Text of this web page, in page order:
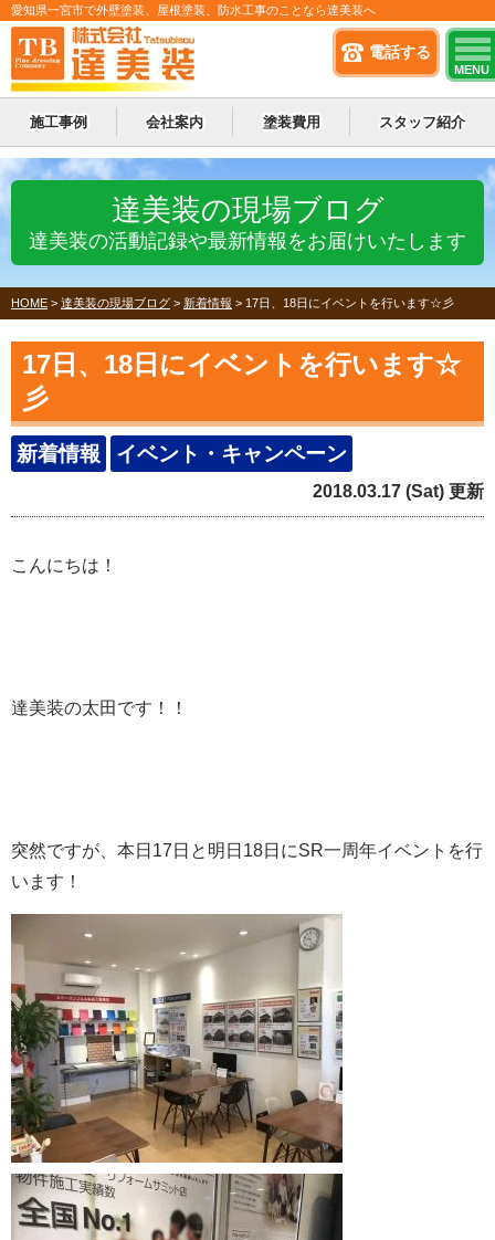
電話する
MENU
愛知県一宮市で外壁塗装、屋根塗装、防水工事のことなら達美装へ
施工事例 会社案内 塗装費用 スタッフ紹介
達美装の現場ブログ
達美装の活動記録や最新情報をお届けいたします
HOME > 達美装の現場ブログ > 新着情報 > 17日、18日にイベントを行います☆彡
17日、18日にイベントを行います☆
彡
新着情報 イベント・キャンペーン
2018.03.17 (Sat) 更新
こんにちは！
達美装の太田です！！
突然ですが、本日17日と明日18日にSR一周年イベントを行
います！